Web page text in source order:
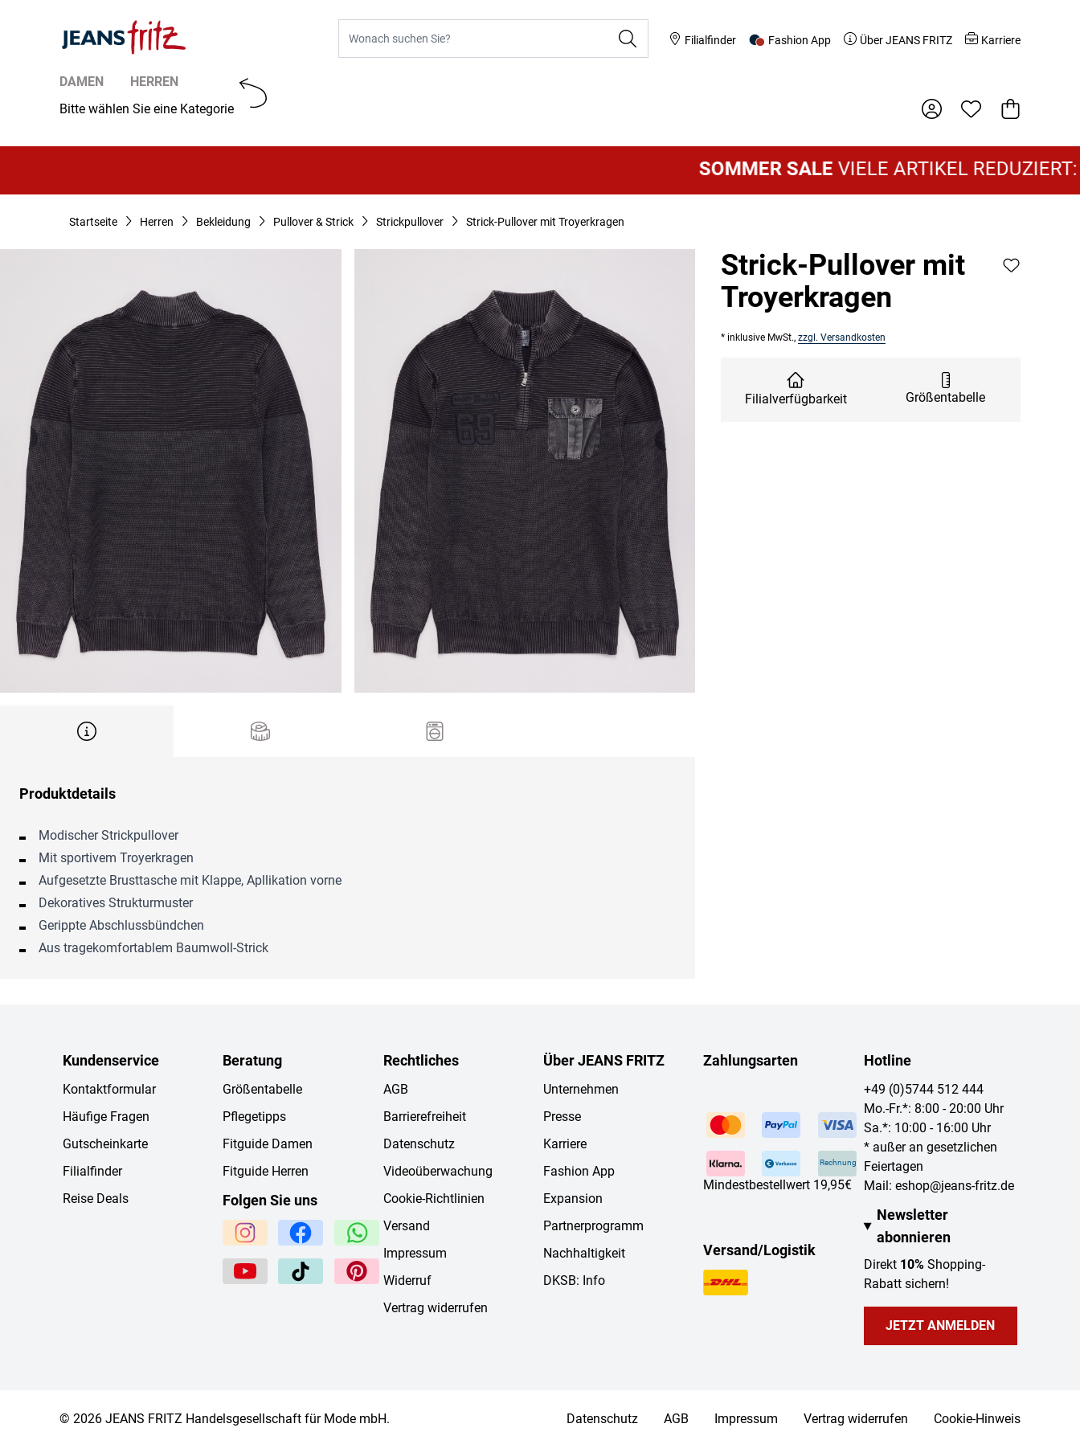
Filialfinder Fashion App Über JEANS FRITZ Karriere
DAMEN
HERREN
Bitte wählen Sie eine Kategorie
Warenkorb
SOMMER SALEVIELE ARTIKEL REDUZIERT:
Startseite Herren Bekleidung Pullover & Strick Strickpullover Strick-Pullover mit Troyerkragen
Produktdetails
Modischer Strickpullover
Mit sportivem Troyerkragen
Aufgesetzte Brusttasche mit Klappe, Apllikation vorne
Dekoratives Strukturmuster
Gerippte Abschlussbündchen
Aus tragekomfortablem Baumwoll-Strick
Strick-Pullover mit
Troyerkragen
* inklusive MwSt., zzgl. Versandkosten
Filialverfügbarkeit Größentabelle
Kundenservice
Kontaktformular
Häufige Fragen
Gutscheinkarte
Filialfinder
Reise Deals
Beratung
Größentabelle
Pflegetipps
Fitguide Damen
Fitguide Herren
Folgen Sie uns
Rechtliches
AGB
Barrierefreiheit
Datenschutz
Videoüberwachung
Cookie-Richtlinien
Versand
Impressum
Widerruf
Vertrag widerrufen
Über JEANS FRITZ
Unternehmen
Presse
Karriere
Fashion App
Expansion
Partnerprogramm
Nachhaltigkeit
DKSB: Info
Zahlungsarten
Rechnung
Mindestbestellwert 19,95€
Versand/Logistik
Hotline
+49 (0)5744 512 444
Mo.-Fr.*: 8:00 - 20:00 Uhr
Sa.*: 10:00 - 16:00 Uhr
* außer an gesetzlichen
Feiertagen
Mail: eshop@jeans-fritz.de
Newsletter
abonnieren
Direkt 10%Shopping-
Rabatt sichern!
JETZT ANMELDEN
© 2026 JEANS FRITZ Handelsgesellschaft für Mode mbH. Datenschutz AGB Impressum Vertrag widerrufen Cookie-Hinweis